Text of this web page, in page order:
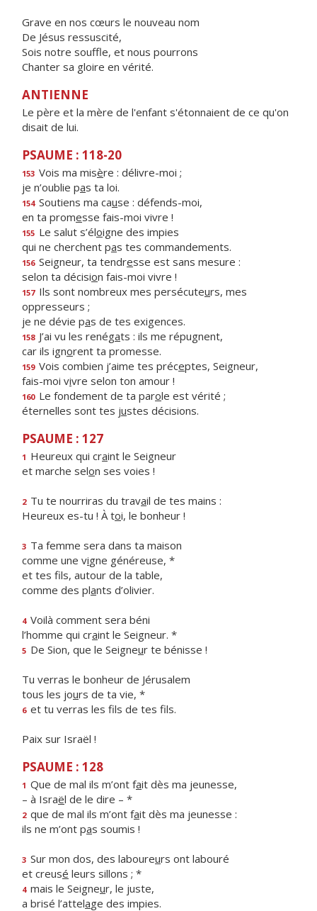
Grave en nos cœurs le nouveau nom
De Jésus ressuscité,
Sois notre souffle, et nous pourrons
Chanter sa gloire en vérité.
ANTIENNE
Le père et la mère de l'enfant s'étonnaient de ce qu'on
disait de lui.
PSAUME : 118-20
153 Vois ma misère : délivre-moi ;
je n’oublie pas ta loi.
154 Soutiens ma cause : défends-moi,
en ta promesse fais-moi vivre !
155 Le salut s’éloigne des impies
qui ne cherchent pas tes commandements.
156 Seigneur, ta tendresse est sans mesure :
selon ta décision fais-moi vivre !
157 Ils sont nombreux mes persécuteurs, mes
oppresseurs ;
je ne dévie pas de tes exigences.
158 J’ai vu les renégats : ils me répugnent,
car ils ignorent ta promesse.
159 Vois combien j’aime tes préceptes, Seigneur,
fais-moi vivre selon ton amour !
160 Le fondement de ta parole est vérité ;
éternelles sont tes justes décisions.
PSAUME : 127
1 Heureux qui craint le Seigneur
et marche selon ses voies !
2 Tu te nourriras du travail de tes mains :
Heureux es-tu ! À toi, le bonheur !
3 Ta femme sera dans ta maison
comme une vigne généreuse, *
et tes fils, autour de la table,
comme des plants d’olivier.
4 Voilà comment sera béni
l’homme qui craint le Seigneur. *
5 De Sion, que le Seigneur te bénisse !
Tu verras le bonheur de Jérusalem
tous les jours de ta vie, *
6 et tu verras les fls de tes fils.
Paix sur Israël !
PSAUME : 128
1 Que de mal ils m’ont fait dès ma jeunesse,
– à Israël de le dire – *
2 que de mal ils m’ont fait dès ma jeunesse :
ils ne m’ont pas soumis !
3 Sur mon dos, des laboureurs ont labouré
et creusé leurs sillons ; *
4 mais le Seigneur, le juste,
a brisé l’attelage des impies.